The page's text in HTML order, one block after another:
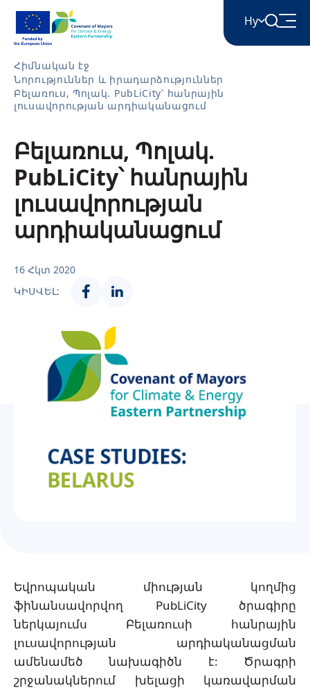
Hy
English
Azərbaycan
ქართული
Română
Հիմնական էջ
Նորություններ և իրադարձություններ
Բելառուս, Պոլակ. PubLiCity՝ հանրային
լուսավորության արդիականացում
Բելառուս, Պոլակ.
PubLiCity՝ հանրային
լուսավորության
արդիականացում
16 Հկտ 2020
ԿԻՍՎԵԼ:
Եվրոպական միության կողմից
ֆինանսավորվող PubLiCity ծրագիրը
ներկայումս Բելառուսի հանրային
լուսավորության արդիականացման
ամենամեծ նախագիծն է: Ծրագրի
շրջանակներում խելացի կառավարման